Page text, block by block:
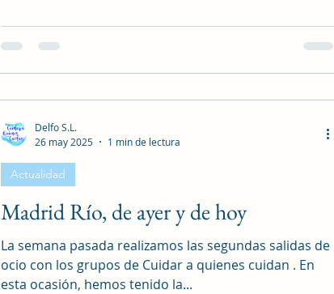
Mayores y Prevención de la Soledad no Deseada, Silvia
valor la importante labor que realizan las personas
cuidadoras . Desde el programa Cuidar a quienes
cuidan, no quisimos pe
Madrid Río, de ayer y de hoy
La semana pasada realizamos las segundas salidas de
ocio con los grupos de Cuidar a quienes cuidan . En
esta ocasión, hemos tenido la...
Actualidad
Delfo S.L.
26 may 2025
1 min de lectura